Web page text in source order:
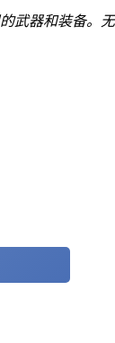
武器和装备。